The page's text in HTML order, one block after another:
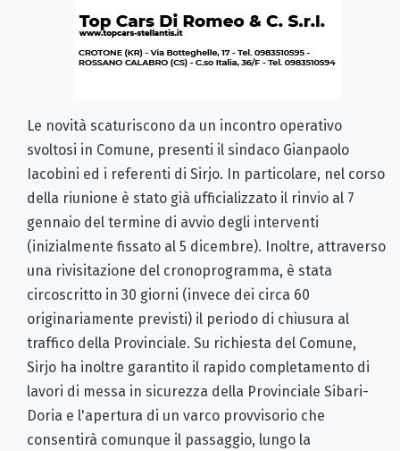
Le novità scaturiscono da un incontro operativo
svoltosi in Comune, presenti il sindaco Gianpaolo
Iacobini ed i referenti di Sirjo. In particolare, nel corso
della riunione è stato già ufficializzato il rinvio al 7
gennaio del termine di avvio degli interventi
(inizialmente fissato al 5 dicembre). Inoltre, attraverso
una rivisitazione del cronoprogramma, è stata
circoscritto in 30 giorni (invece dei circa 60
originariamente previsti) il periodo di chiusura al
traffico della Provinciale. Su richiesta del Comune,
Sirjo ha inoltre garantito il rapido completamento di
lavori di messa in sicurezza della Provinciale Sibari-
Doria e l'apertura di un varco provvisorio che
consentirà comunque il passaggio, lungo la